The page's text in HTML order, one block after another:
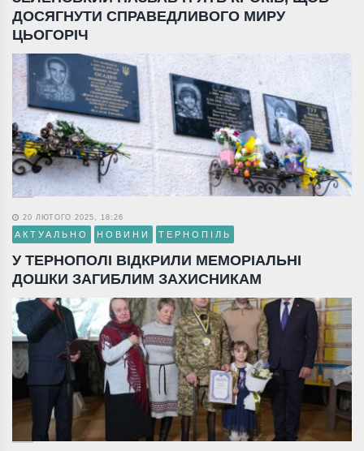
ДОСЯГНУТИ СПРАВЕДЛИВОГО МИРУ
ЦЬОГОРІЧ
20 ЛЮТОГО 2025, 18:26
АКТУАЛЬНО НОВИНИ ТЕРНОПІЛЬ
У ТЕРНОПОЛІ ВІДКРИЛИ МЕМОРІАЛЬНІ
ДОШКИ ЗАГИБЛИМ ЗАХИСНИКАМ